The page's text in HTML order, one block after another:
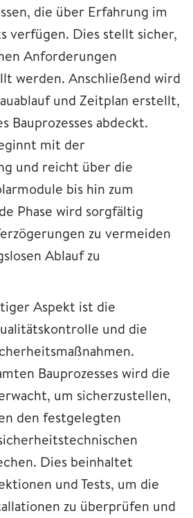
die über Erfahrung im
verfügen. Dies stellt sicher,
Anforderungen
werden. Anschließend wird
und Zeitplan erstellt,
Bauprozesses abdeckt.
mit der
und reicht über die
bis hin zum
Phase wird sorgfältig
zu vermeiden
Ablauf zu
Aspekt ist die
und die
Bauprozesses wird die
um sicherzustellen,
den festgelegten
Dies beinhaltet
und Tests, um die
zu überprüfen und